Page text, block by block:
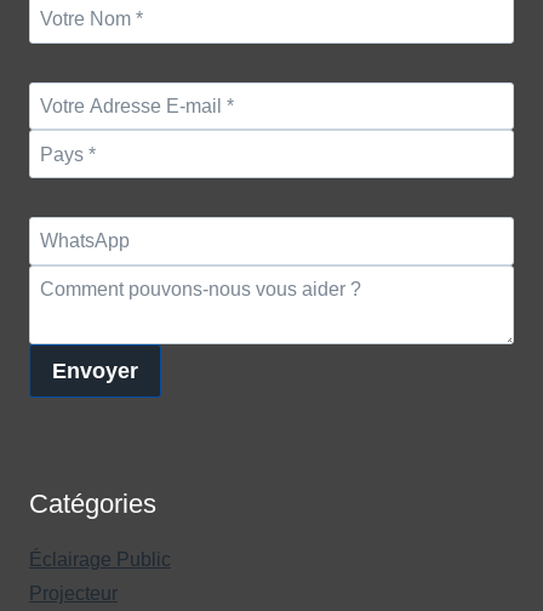
Envoyer
Catégories
Éclairage Public
Projecteur